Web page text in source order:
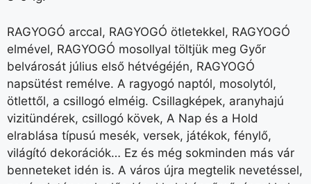
RAGYOGÓ arccal, RAGYOGÓ ötletekkel, RAGYOGÓ
elmével, RAGYOGÓ mosollyal töltjük meg Győr
belvárosát július első hétvégéjén, RAGYOGÓ
napsütést remélve. A ragyogó naptól, mosolytól,
ötlettől, a csillogó elméig. Csillagképek, aranyhajú
vizitündérek, csillogó kövek, A Nap és a Hold
elrablása típusú mesék, versek, játékok, fénylő,
világító dekorációk… Ez és még sokminden más vár
benneteket idén is. A város újra megtelik nevetéssel,